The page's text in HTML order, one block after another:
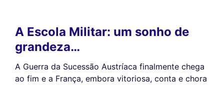
A Escola Militar: um sonho de
grandeza…
A Guerra da Sucessão Austríaca finalmente chega
ao fim e a França, embora vitoriosa, conta e chora